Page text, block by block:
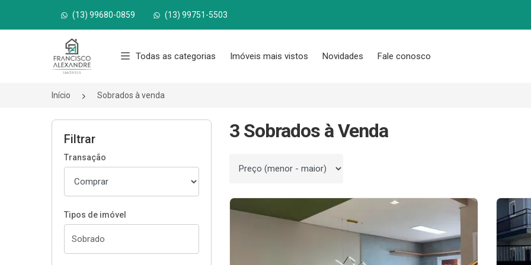
(13) 99680-0859 (13) 99751-5503
Página inicial
Todas as categorias Imóveis mais vistos Novidades Fale conosco
Início Sobrados à venda
Filtrar
Transação
Tipos de imóvel
3 Sobrados à Venda
Ordenar por